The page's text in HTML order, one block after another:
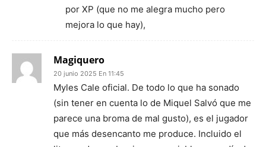
por XP (que no me alegra mucho pero
mejora lo que hay),
Magiquero
20 junio 2025 En 11:45
Myles Cale oficial. De todo lo que ha sonado
(sin tener en cuenta lo de Miquel Salvó que me
parece una broma de mal gusto), es el jugador
que más desencanto me produce. Incluido el